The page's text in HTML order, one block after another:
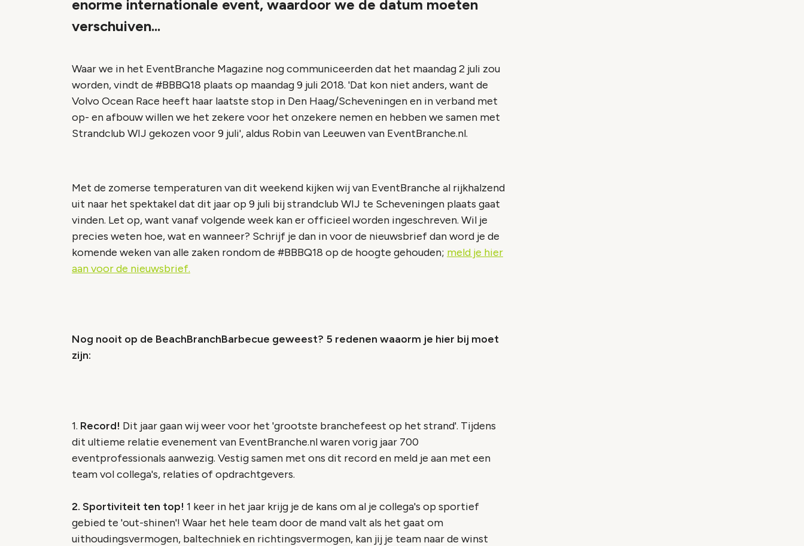
enorme internationale event, waardoor we de datum moeten
verschuiven...
Waar we in het EventBranche Magazine nog communiceerden dat het maandag 2 juli zou
worden, vindt de #BBBQ18 plaats op maandag 9 juli 2018. 'Dat kon niet anders, want de
Volvo Ocean Race heeft haar laatste stop in Den Haag/Scheveningen en in verband met
op- en afbouw willen we het zekere voor het onzekere nemen en hebben we samen met
Strandclub WIJ gekozen voor 9 juli', aldus Robin van Leeuwen van EventBranche.nl.
Met de zomerse temperaturen van dit weekend kijken wij van EventBranche al rijkhalzend
uit naar het spektakel dat dit jaar op 9 juli bij strandclub WIJ te Scheveningen plaats gaat
vinden. Let op, want vanaf volgende week kan er officieel worden ingeschreven. Wil je
precies weten hoe, wat en wanneer? Schrijf je dan in voor de nieuwsbrief dan word je de
komende weken van alle zaken rondom de #BBBQ18 op de hoogte gehouden; meld je hier
aan voor de nieuwsbrief.
Nog nooit op de BeachBranchBarbecue geweest? 5 redenen waaorm je hier bij moet
zijn:
1. Record! Dit jaar gaan wij weer voor het 'grootste branchefeest op het strand'. Tijdens
dit ultieme relatie evenement van EventBranche.nl waren vorig jaar 700
eventprofessionals aanwezig. Vestig samen met ons dit record en meld je aan met een
team vol collega's, relaties of opdrachtgevers.
2. Sportiviteit ten top! 1 keer in het jaar krijg je de kans om al je collega's op sportief
gebied te 'out-shinen'! Waar het hele team door de mand valt als het gaat om
uithoudingsvermogen, baltechniek en richtingsvermogen, kan jij je team naar de winst